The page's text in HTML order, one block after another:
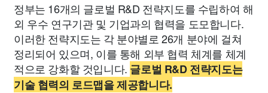
정부는 16개의 글로벌 R&D 전략지도를 수립하여 해
외 우수 연구기관 및 기업과의 협력을 도모합니다.
이러한 전략지도는 각 분야별로 26개 분야에 걸쳐
정리되어 있으며, 이를 통해 외부 협력 체계를 체계
적으로 강화할 것입니다. 글로벌 R&D 전략지도는
기술 협력의 로드맵을 제공합니다.